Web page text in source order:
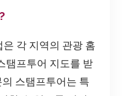
각 지역의 관광 홈
탬프투어 지도를 받
스탬프투어는 특